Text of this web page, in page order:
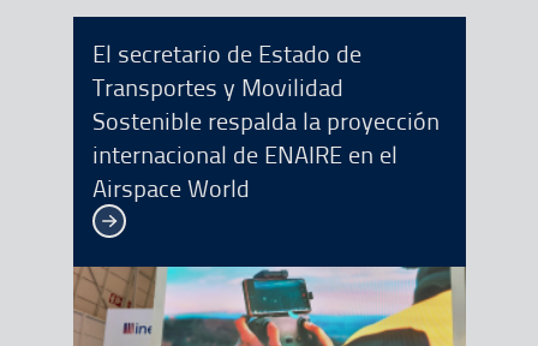
El secretario de Estado de
Transportes y Movilidad
Sostenible respalda la proyección
internacional de ENAIRE en el
Airspace World
Ver más